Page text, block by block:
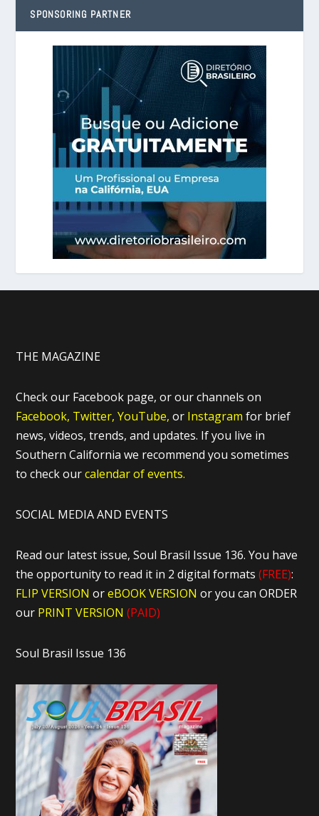
SPONSORING PARTNER
THE MAGAZINE
Check our Facebook page, or our channels on
Facebook, Twitter, YouTube, or Instagram for brief
news, videos, trends, and updates. If you live in
Southern California we recommend you sometimes
to check ourcalendar of events.
SOCIAL MEDIA AND EVENTS
Read our latest issue, Soul Brasil Issue 136. You have
the opportunity to read it in 2 digital formats(FREE):
FLIP VERSION oreBOOK VERSIONor you can ORDER
our PRINT VERSION (PAID)
Soul Brasil Issue 136